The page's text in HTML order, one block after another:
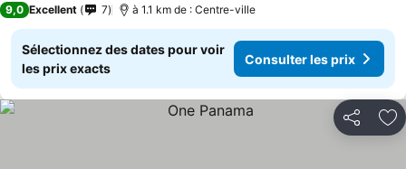
9,0 Excellent 7 à 1.1 km de : Centre-ville
Sélectionnez des dates pour voir
les prix exacts
Consulter les prix
Partager